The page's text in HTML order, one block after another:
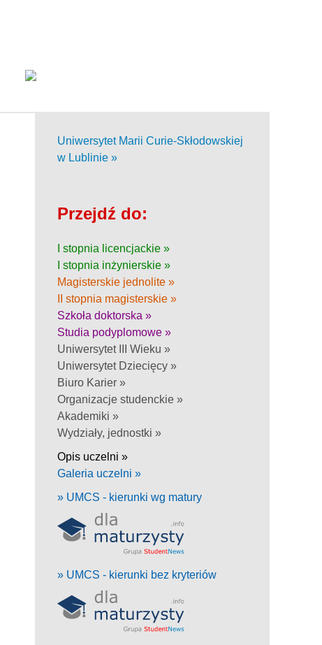
Uniwersytet Marii Curie-Skłodowskiej
w Lublinie »
Przejdź do:
I stopnia licencjackie »
I stopnia inżynierskie »
Magisterskie jednolite »
II stopnia magisterskie »
Szkoła doktorska »
Studia podyplomowe »
Uniwersytet III Wieku »
Uniwersytet Dziecięcy »
Biuro Karier »
Organizacje studenckie »
Akademiki »
Wydziały, jednostki »
Opis uczelni »
Galeria uczelni »
» UMCS - kierunki wg matury
» UMCS - kierunki bez kryteriów